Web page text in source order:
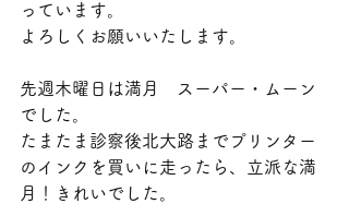
っています。
よろしくお願いいたします。
先週木曜日は満月　スーパー・ムーン
でした。
たまたま診察後北大路までプリンター
のインクを買いに走ったら、立派な満
月！きれいでした。